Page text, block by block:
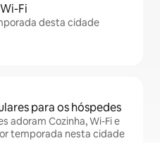
Fi
desta cidade
para os hóspedes
adoram Cozinha, Wi-Fi e
temporada nesta cidade